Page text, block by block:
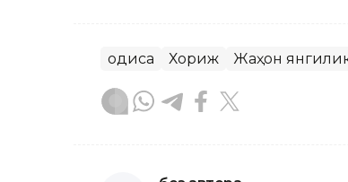
Ҳодиса Хориж Жаҳон